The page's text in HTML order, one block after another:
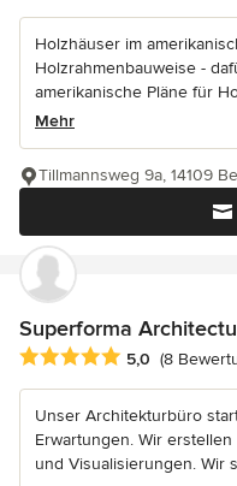
Holzhäuser im
Holzrahmenbauweise -
amerikanische Pläne für
Mehr
Tillmannsweg 9a, 14109
Superforma
Durchschnittliche
5,0 (8
Unser Architekturbüro
Erwartungen. Wir
und Visualisierungen. Wir